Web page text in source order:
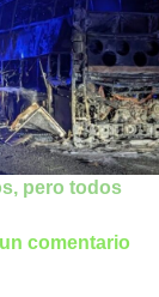
pero todos
comentario